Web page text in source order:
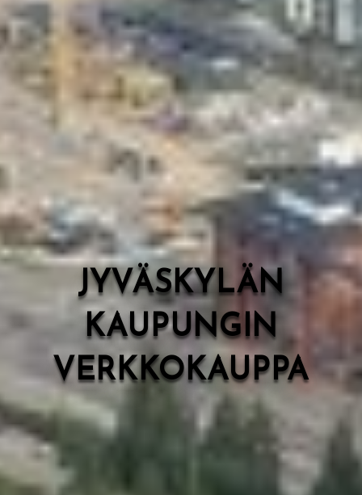
Ohje
English
JYVÄSKYLÄN
KAUPUNGIN
VERKKOKAUPPA